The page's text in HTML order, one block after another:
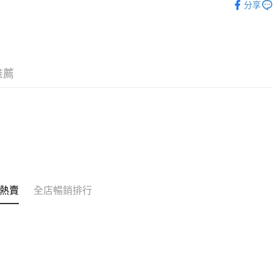
的訂單。
送貨方式
分享
薦
賣 全店暢銷排行